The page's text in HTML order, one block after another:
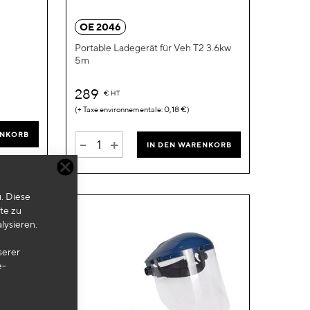
Diese
zu
hinzufügen
OE 2046
Portable Ladegerät für Veh T2 3.6kw
5m
289 € HT
0,18 €
- + IN DEN WARENKORB